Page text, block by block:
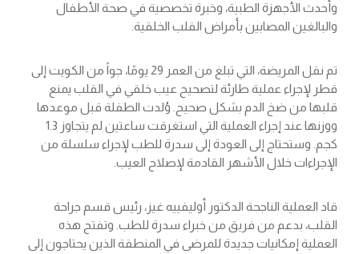
وأحدث الأجهزة الطبية، وخبرة تخصصية في صحة الأطفال
والبالغين المصابين بأمراض القلب الخلقية.
تم نقل المريضة، التي تبلغ من العمر 29 يومًا، جواً من الكويت إلى
قطر لإجراء عملية طارئة لتصحيح عيب خلقي في القلب يمنع
قلبها من ضخ الدم بشكل صحيح. وُلدت الطفلة قبل موعدها
ووزنها عند إجراء العملية التي استغرقت ساعتين لم يتجاوز 1.3
كجم. وستحتاج إلى العودة إلى سدرة للطب لإجراء سلسلة من
الإجراءات خلال الأشهر القادمة لإصلاح العيب.
قاد العملية الناجحة الدكتور أوليفييه غيز، رئيس قسم جراحة
القلب، بدعم من فريق من خبراء سدرة للطب. وتفتح هذه
العملية إمكانيات جديدة للمرضى في المنطقة الذين يحتاجون إلى